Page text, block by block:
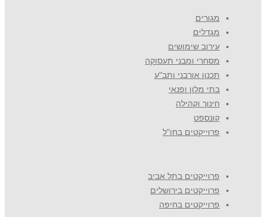
מגורים
מגדלים
עירוב שימושים
מסחרי ומבני תעסוקה
תכנון אורבני ותב"ע
בתי מלון ופנאי
חינוך וקהילה
קונספט
פרוייקטים בחו"ל
פרוייקטים בתל אביב
פרוייקטים בירושלים
פרוייקטים בחיפה